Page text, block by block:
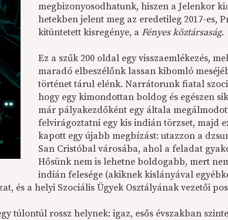
megbizonyosodhatunk, hiszen a Jelenkor
hetekben jelent meg az eredetileg 2017-es,
kitüntetett kisregénye, aFényes köztársaság.
Ez a szűk 200 oldal egy visszaemlékezés,
maradó elbeszélőnk lassan kibomló
történet tárul elénk. Narrátorunk fiatal
hogy egy kimondottan boldog és egészen
már pályakezdőként egy általa
felvirágoztatni egy kis indián törzset, majd
kapott egy újabb megbízást: utazzon a
San Cristóbal városába, ahol a feladat
Hősünk nem is lehetne boldogabb, mert
indián felesége (akiknek kislányával
és a helyi Szociális Ügyek Osztályának vezetői
túlontúl rossz helynek: igaz, esős évszakban